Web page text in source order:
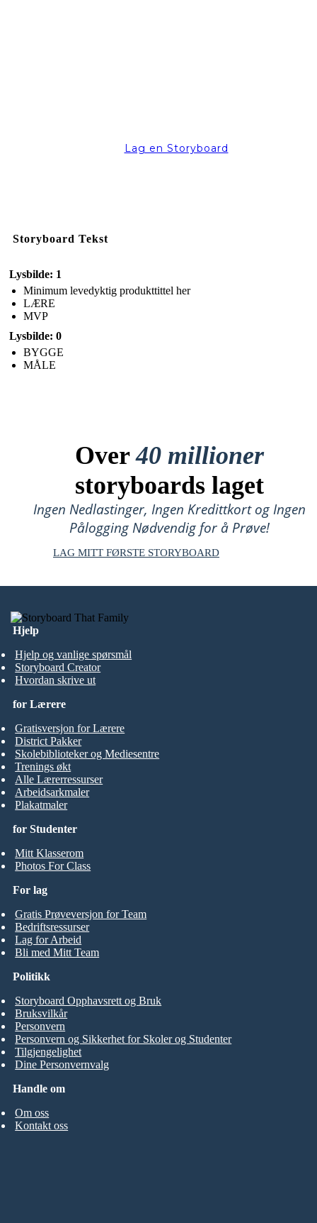
Lag en Storyboard
Storyboard Tekst
Lysbilde: 1
Minimum levedyktig produkttittel her
LÆRE
MVP
Lysbilde: 0
BYGGE
MÅLE
Over40 millioner
storyboards laget
Ingen Nedlastinger, Ingen Kredittkort og Ingen
Pålogging Nødvendig for å Prøve!
LAG MITT FØRSTE STORYBOARD
Hjelp
Hjelp og vanlige spørsmål
Storyboard Creator
Hvordan skrive ut
for Studenter
Mitt Klasserom
Photos For Class
for Lærere
Gratisversjon for Lærere
District Pakker
Skolebiblioteker og Mediesentre
Trenings økt
Alle Lærerressurser
Arbeidsarkmaler
Plakatmaler
For lag
Gratis Prøveversjon for Team
Bedriftsressurser
Lag for Arbeid
Bli med Mitt Team
Handle om
Om oss
Kontakt oss
Politikk
Storyboard Opphavsrett og Bruk
Bruksvilkår
Personvern
Personvern og Sikkerhet for Skoler og Studenter
Tilgjengelighet
Dine Personvernvalg